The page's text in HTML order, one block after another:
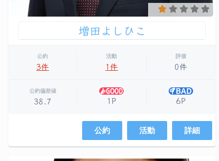
増田よしひこ
公約
3件
活動
1件
評価
0件
公約偏差値
38.7 1P 6P
公約 活動 詳細